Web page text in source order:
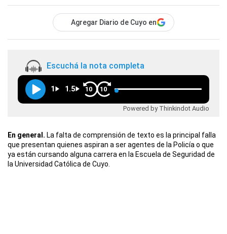
Agregar Diario de Cuyo en
Escuchá la nota completa
1 1.5 10 10
Powered by Thinkindot Audio
En general. La falta de comprensión de texto es la principal falla
que presentan quienes aspiran a ser agentes de la Policía o que
ya están cursando alguna carrera en la Escuela de Seguridad de
la Universidad Católica de Cuyo.